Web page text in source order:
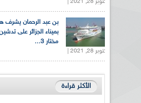
أكتوبر 28, 2021 |
بن عبد الرحمان يشرف
بميناء الجزائر على
مختار 3...
أكتوبر 28, 2021 |
الأكثر قراءة